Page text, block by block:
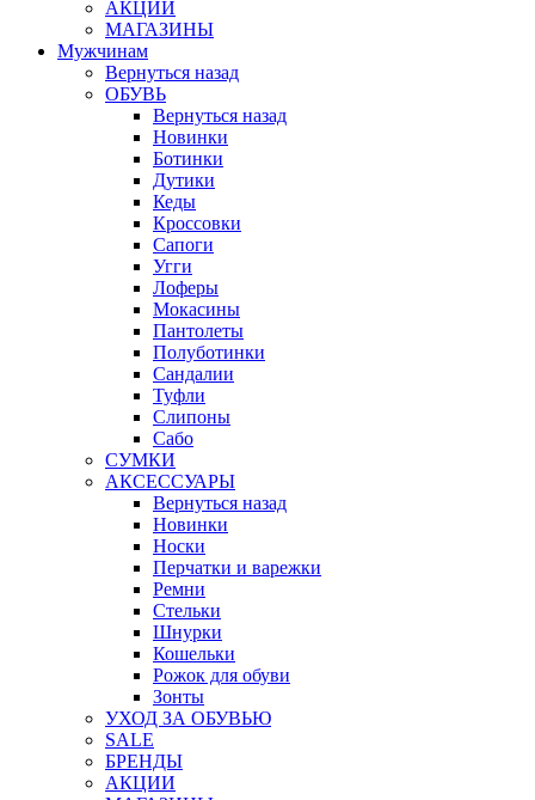
АКЦИИ
МАГАЗИНЫ
Мужчинам
Вернуться назад
ОБУВЬ
Вернуться назад
Новинки
Ботинки
Дутики
Кеды
Кроссовки
Сапоги
Угги
Лоферы
Мокасины
Пантолеты
Полуботинки
Сандалии
Туфли
Слипоны
Сабо
СУМКИ
АКСЕССУАРЫ
Вернуться назад
Новинки
Носки
Перчатки и варежки
Ремни
Стельки
Шнурки
Кошельки
Рожок для обуви
Зонты
УХОД ЗА ОБУВЬЮ
SALE
БРЕНДЫ
АКЦИИ